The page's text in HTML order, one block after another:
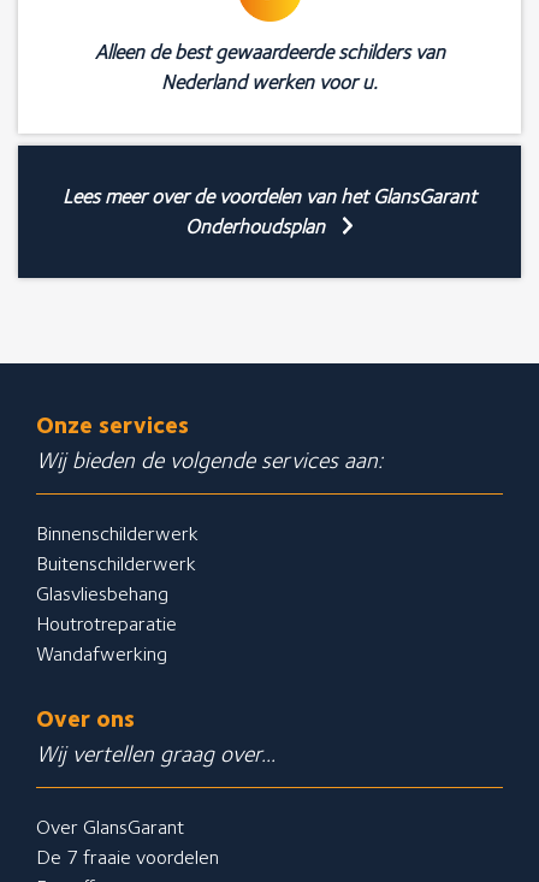
Alleen de best gewaardeerde schilders van
Nederland werken voor u.
Lees meer over de voordelen van het GlansGarant
Onderhoudsplan
Onze services
Wij bieden de volgende services aan:
Binnenschilderwerk
Buitenschilderwerk
Glasvliesbehang
Houtrotreparatie
Wandafwerking
Over ons
Wij vertellen graag over...
Over GlansGarant
De 7 fraaie voordelen